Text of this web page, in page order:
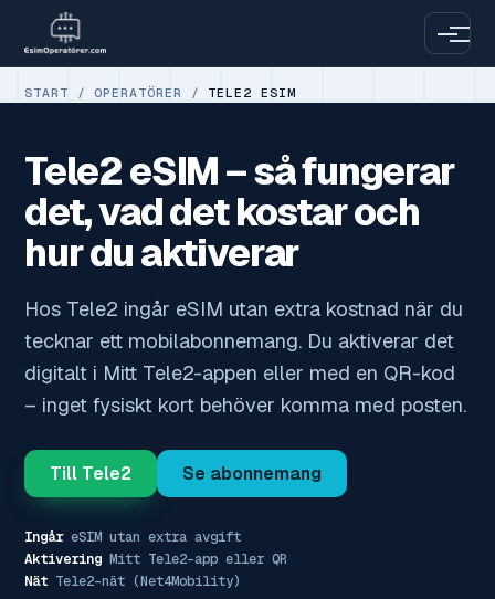
START /OPERATÖRER / TELE2 ESIM
Tele2 eSIM – så fungerar
det, vad det kostar och
hur du aktiverar
Hos Tele2 ingår eSIM utan extra kostnad när du
tecknar ett mobilabonnemang. Du aktiverar det
digitalt i Mitt Tele2-appen eller med en QR-kod
– inget fysiskt kort behöver komma med posten.
Till Tele2 Se abonnemang
IngåreSIM utan extra avgift
Aktivering Mitt Tele2-app eller QR
Nät Tele2-nät (Net4Mobility)